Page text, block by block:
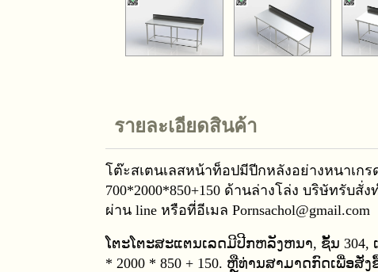
รายละเอียดสินค้า
โต๊ะสเตนเลสหน้าท็อปมีปีกหลังอย่างหนาเก
700*2000*850+150 ด้านล่างโล่ง บริษัทรั
ผ่าน line หรือที่อีเมล Pornsachol@gmail.com
ໂຕະໂຕະສະແຕນເລດມີປີກຫລັງຫນາ, ຊັ້ນ 304,
* 2000 * 850 + 150. ຫຼືທ່ານສາມາດກົດເພື່ອສັ່